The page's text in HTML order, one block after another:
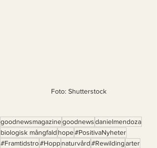
Foto: Shutterstock
goodnewsmagazinegoodnewsdanielmendoza
biologisk mångfald hope#PositivaNyheter
#Framtidstro#Hoppnaturvård#Rewildingarter